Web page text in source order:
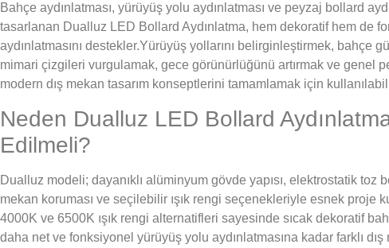
Bahçe aydınlatması, yürüyüş yolu aydınlatması ve peyzaj bollard
tasarlanan Dualluz LED Bollard Aydınlatma, hem dekoratif hem de
aydınlatmasını destekler.Yürüyüş yollarını belirginleştirmek, bahçe
mimari çizgileri vurgulamak, gece görünürlüğünü artırmak ve genel
modern dış mekan tasarım konseptlerini tamamlamak için
Neden Dualluz LED Bollard
Edilmeli?
Dualluz modeli; dayanıklı alüminyum gövde yapısı, elektrostatik toz
mekan koruması ve seçilebilir ışık rengi seçenekleriyle esnek proje
4000K ve 6500K ışık rengi alternatifleri sayesinde sıcak dekoratif
daha net ve fonksiyonel yürüyüş yolu aydınlatmasına kadar farklı